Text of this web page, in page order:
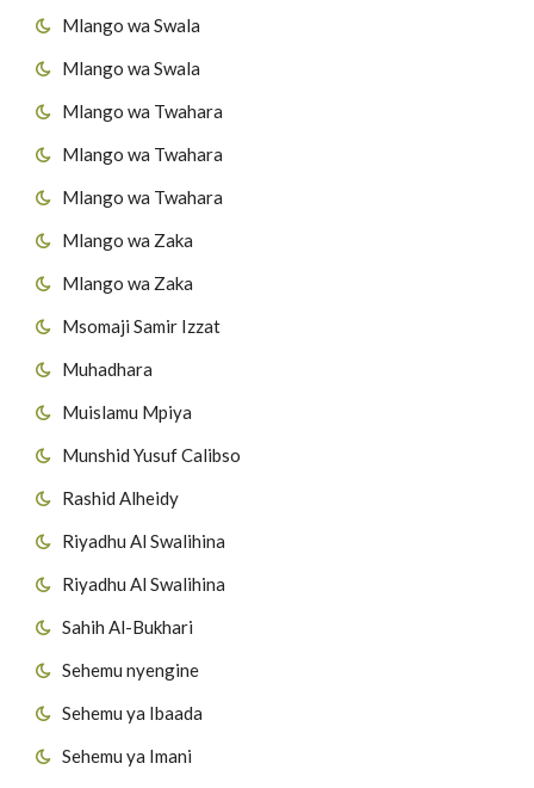
Mlango wa Swala
Mlango wa Swala
Mlango wa Twahara
Mlango wa Twahara
Mlango wa Twahara
Mlango wa Zaka
Mlango wa Zaka
Msomaji Samir Izzat
Muhadhara
Muislamu Mpiya
Munshid Yusuf Calibso
Rashid Alheidy
Riyadhu Al Swalihina
Riyadhu Al Swalihina
Sahih Al-Bukhari
Sehemu nyengine
Sehemu ya Ibaada
Sehemu ya Imani